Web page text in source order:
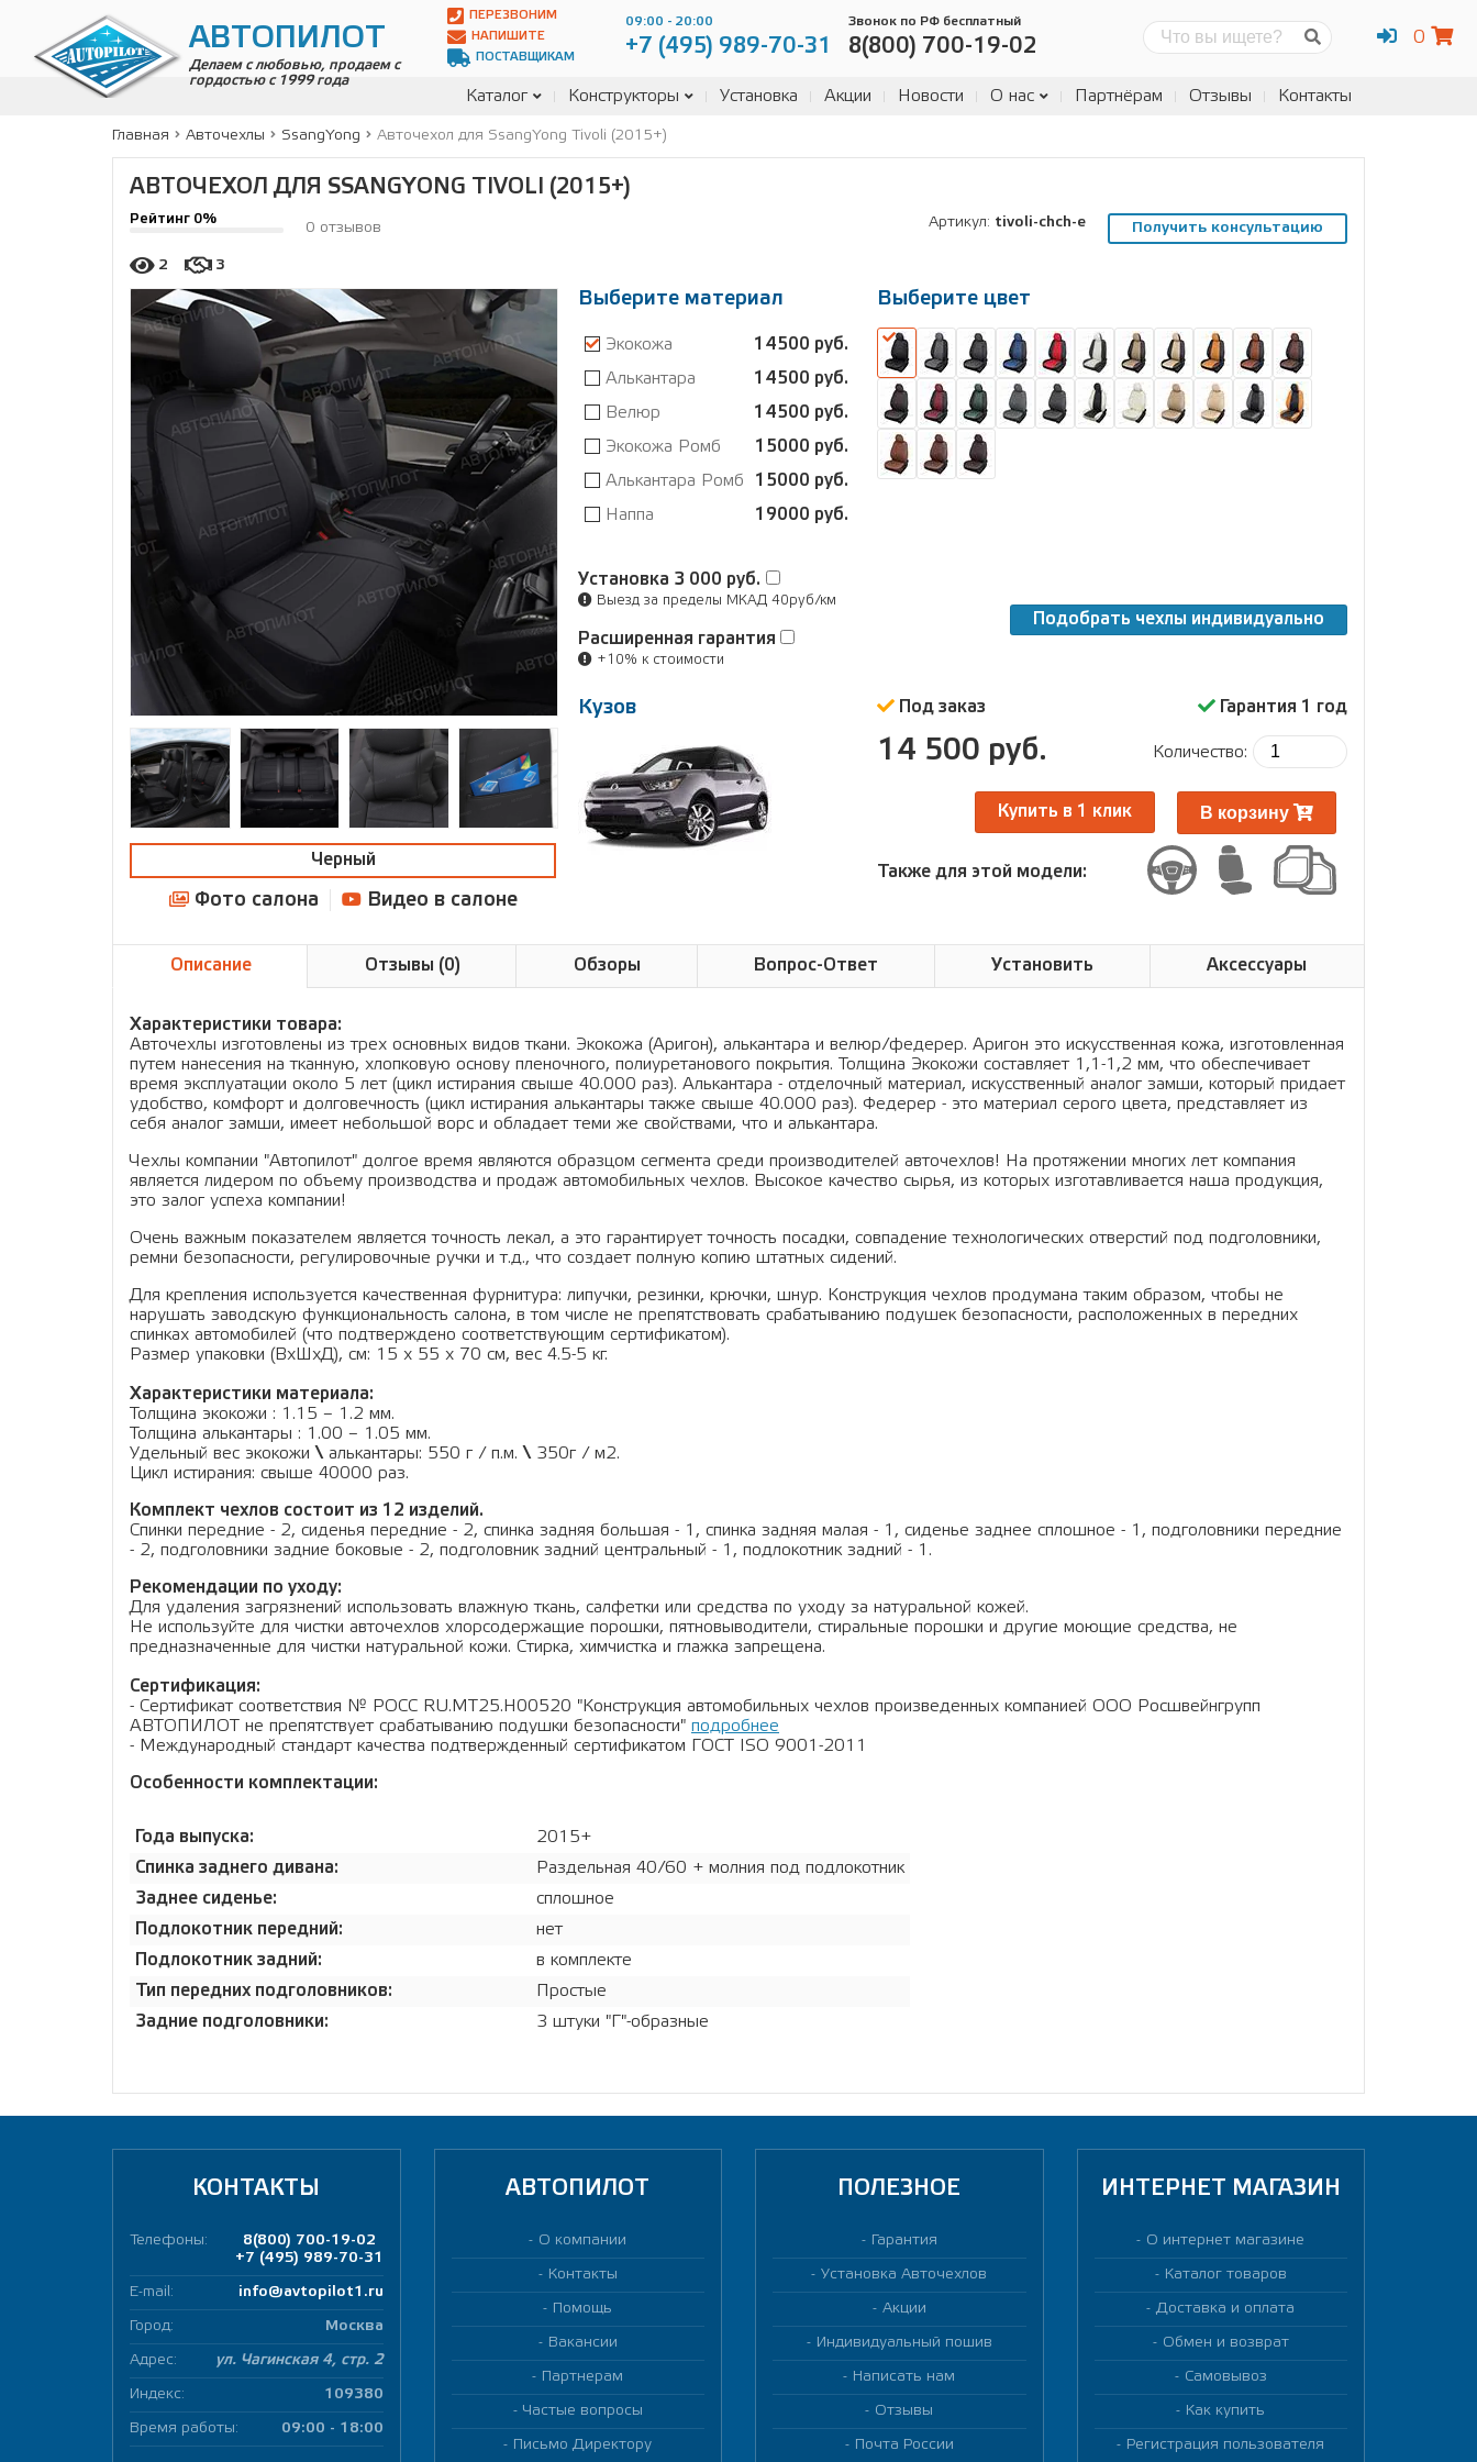
АВТОПИЛОТ
Делаем с любовью, продаем с
гордостью с 1999 года
ПЕРЕЗВОНИМ
НАПИШИТЕ
ПОСТАВЩИКАМ
09:00 - 20:00
+7 (495) 989-70-31
Звонок по РФ бесплатный
8(800) 700-19-02 0
Каталог Конструкторы Установка Акции Новости О нас Партнёрам Отзывы Контакты
Главная Авточехлы SsangYong Авточехол для SsangYong Tivoli (2015+)
АВТОЧЕХОЛ ДЛЯ SSANGYONG TIVOLI (2015+)
Рейтинг 0%
0 отзывов Артикул: tivoli-chch-e Получить консультацию
2 3
Черный
Фото салона Видео в салоне
Выберите материал
Экокожа 14500 руб.
Алькантара 14500 руб.
Велюр 14500 руб.
Экокожа Ромб 15000 руб.
Алькантара Ромб 15000 руб.
Наппа 19000 руб.
Выберите цвет
Подобрать чехлы индивидуально
Установка 3 000 руб.
Выезд за пределы МКАД 40руб/км
Расширенная гарантия
+10% к стоимости
Кузов Под заказ Гарантия 1 год
14 500 руб. Количество:
Купить в 1 клик В корзину
Также для этой модели:
Описание Отзывы (0) Обзоры Вопрос-Ответ Установить Аксессуары
Характеристики товара:
Авточехлы изготовлены из трех основных видов ткани. Экокожа (Аригон), алькантара и велюр/федерер. Аригон это искусственная кожа, изготовленная
путем нанесения на тканную, хлопковую основу пленочного, полиуретанового покрытия. Толщина Экокожи составляет 1,1-1,2 мм, что обеспечивает
время эксплуатации около 5 лет (цикл истирания свыше 40.000 раз). Алькантара - отделочный материал, искусственный аналог замши, который придает
удобство, комфорт и долговечность (цикл истирания алькантары также свыше 40.000 раз). Федерер - это материал серого цвета, представляет из
себя аналог замши, имеет небольшой ворс и обладает теми же свойствами, что и алькантара.
Чехлы компании "Автопилот" долгое время являются образцом сегмента среди производителей авточехлов! На протяжении многих лет компания
является лидером по объему производства и продаж автомобильных чехлов. Высокое качество сырья, из которых изготавливается наша продукция,
это залог успеха компании!
Очень важным показателем является точность лекал, а это гарантирует точность посадки, совпадение технологических отверстий под подголовники,
ремни безопасности, регулировочные ручки и т.д., что создает полную копию штатных сидений.
Для крепления используется качественная фурнитура: липучки, резинки, крючки, шнур. Конструкция чехлов продумана таким образом, чтобы не
нарушать заводскую функциональность салона, в том числе не препятствовать срабатыванию подушек безопасности, расположенных в передних
спинках автомобилей (что подтверждено соответствующим сертификатом).
Размер упаковки (ВхШхД), см: 15 x 55 x 70 см, вес 4.5-5 кг.
Характеристики материала:
Толщина экокожи : 1.15 – 1.2 мм.
Толщина алькантары : 1.00 – 1.05 мм.
Удельный вес экокожи \ алькантары: 550 г / п.м. \ 350г / м2.
Цикл истирания: свыше 40000 раз.
Комплект чехлов состоит из 12 изделий.
Спинки передние - 2, сиденья передние - 2, спинка задняя большая - 1, спинка задняя малая - 1, сиденье заднее сплошное - 1, подголовники передние
- 2, подголовники задние боковые - 2, подголовник задний центральный - 1, подлокотник задний - 1.
Рекомендации по уходу:
Для удаления загрязнений использовать влажную ткань, салфетки или средства по уходу за натуральной кожей.
Не используйте для чистки авточехлов хлорсодержащие порошки, пятновыводители, стиральные порошки и другие моющие средства, не
предназначенные для чистки натуральной кожи. Стирка, химчистка и глажка запрещена.
Сертификация:
- Сертификат соответствия № РОСС RU.МТ25.Н00520 "Конструкция автомобильных чехлов произведенных компанией ООО Росшвейнгрупп
АВТОПИЛОТ не препятствует срабатыванию подушки безопасности" подробнее
- Международный стандарт качества подтвержденный сертификатом ГОСТ ISO 9001-2011
Особенности комплектации:
Года выпуска:
2015+
Спинка заднего дивана:
Раздельная 40/60 + молния под подлокотник
Заднее сиденье:
сплошное
Подлокотник передний:
нет
Подлокотник задний:
в комплекте
Тип передних подголовников:
Простые
Задние подголовники:
3 штуки "Г"-образные
КОНТАКТЫ
Телефоны:
8(800) 700-19-02
+7 (495) 989-70-31
E-mail: info@avtopilot1.ru
Город: Москва
Адрес: ул. Чагинская 4, стр. 2
Индекс: 109380
Время работы: 09:00 - 18:00
АВТОПИЛОТ
О компании
Контакты
Помощь
Вакансии
Партнерам
Частые вопросы
Письмо Директору
ПОЛЕЗНОЕ
Гарантия
Установка Авточехлов
Акции
Индивидуальный пошив
Написать нам
Отзывы
Почта России
ИНТЕРНЕТ МАГАЗИН
О интернет магазине
Каталог товаров
Доставка и оплата
Обмен и возврат
Самовывоз
Как купить
Регистрация пользователя
Адрес:
Чагинская